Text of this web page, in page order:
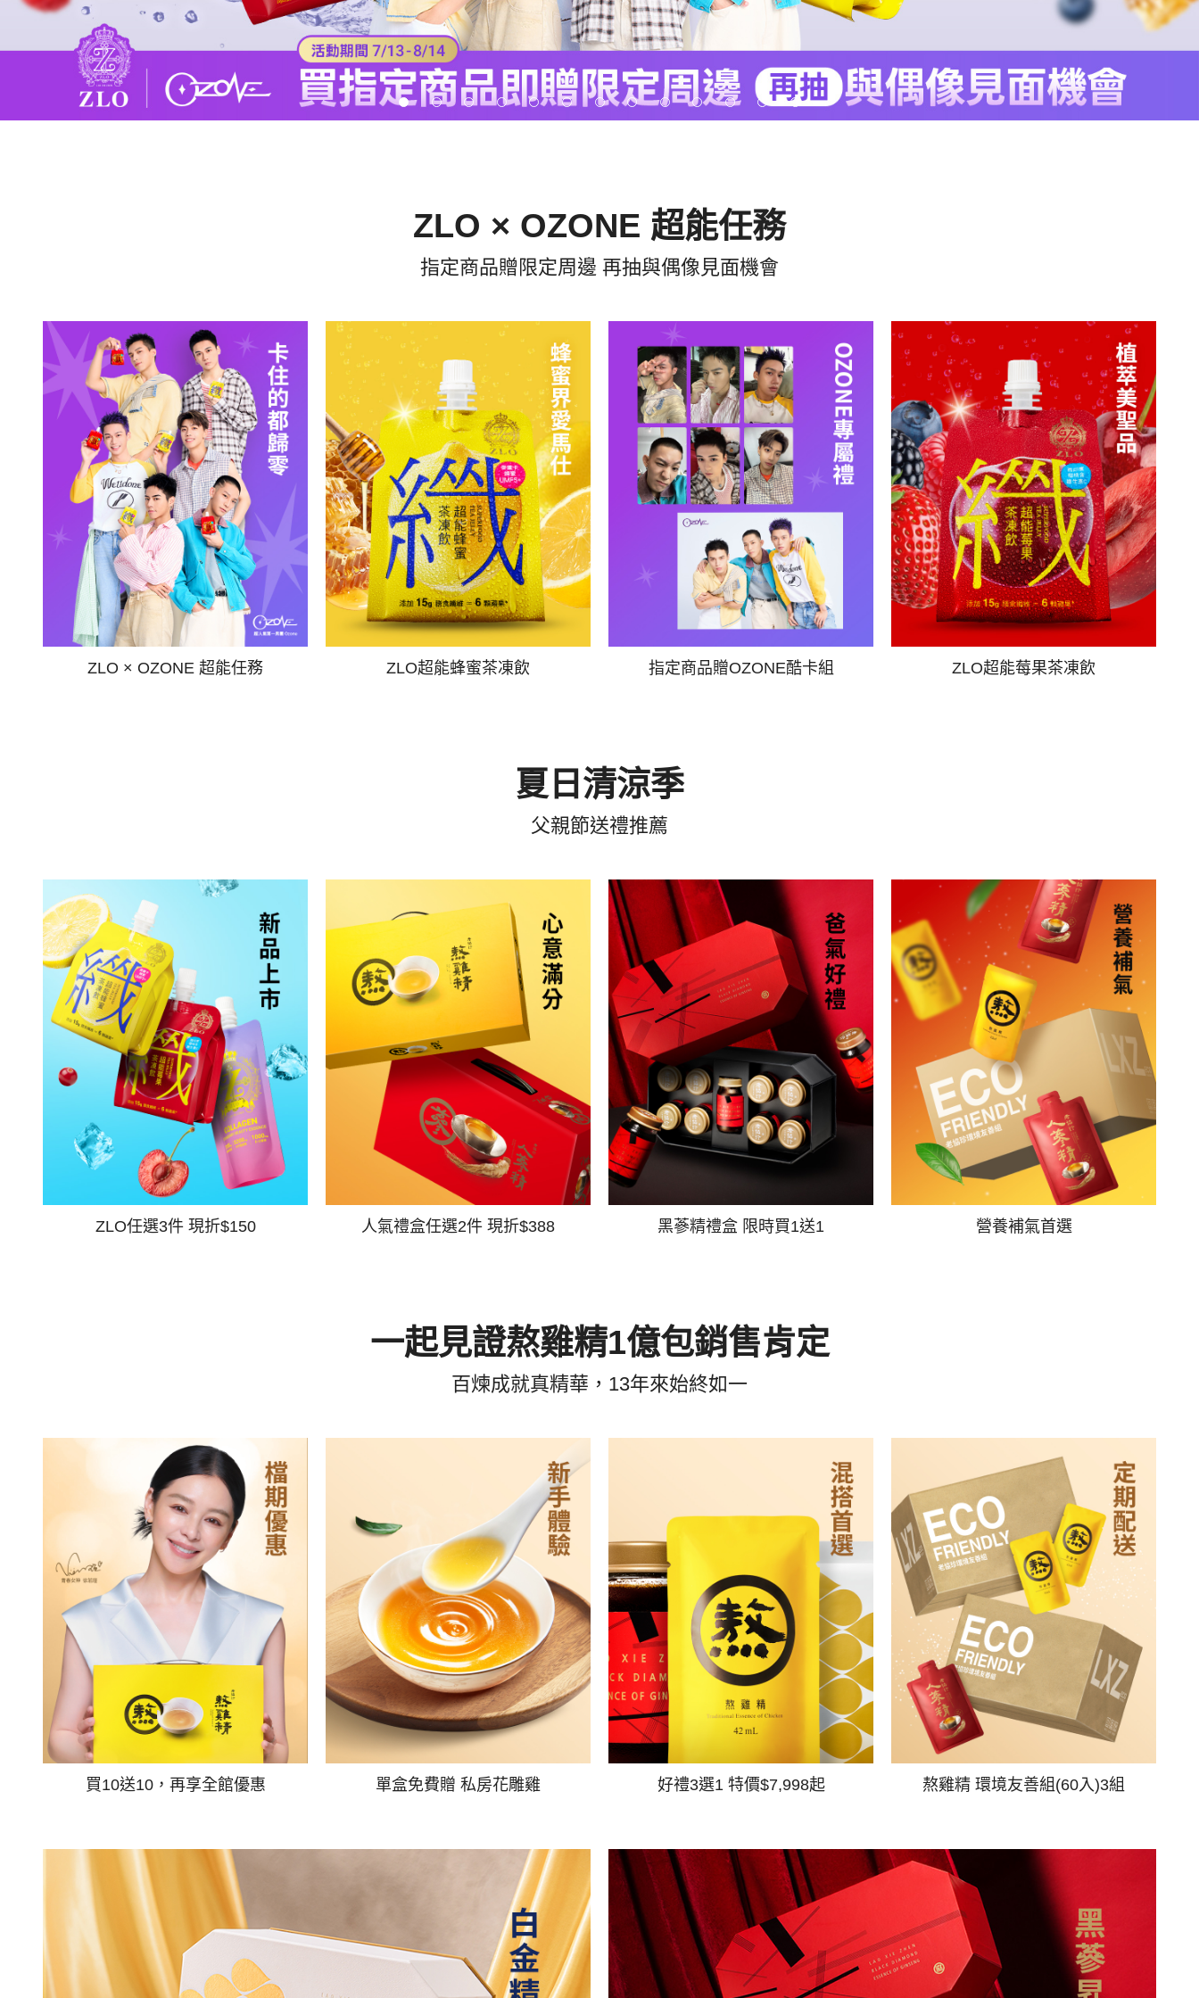
ZLO × OZONE 超能任務
指定商品贈限定周邊 再抽與偶像見面機會
ZLO × OZONE 超能任務 ZLO超能蜂蜜茶凍飲 指定商品贈OZONE酷卡組 ZLO超能莓果茶凍飲
夏日清涼季
父親節送禮推薦
ZLO任選3件 現折$150 人氣禮盒任選2件 現折$388 黑蔘精禮盒 限時買1送1 營養補氣首選
一起見證熬雞精1億包銷售肯定
百煉成就真精華，13年來始終如一
買10送10，再享全館優惠 單盒免費贈 私房花雕雞 好禮3選1 特價$7,998起 熬雞精 環境友善組(60入)3組